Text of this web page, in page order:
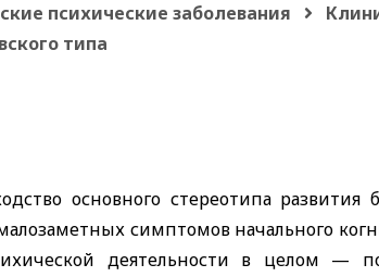
психические заболевания
типа
основного стереотипа развития
симптомов начального
деятельности в целом —